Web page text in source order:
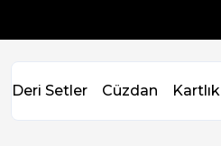
Deri Setler Cüzdan Kartlık